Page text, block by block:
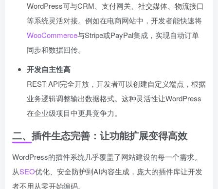
WordPress可与CRM、支付网关、社交媒体、物流接口
等系统灵活对接。例如在电商网站中，开发者能快速将
WooCommerce与Stripe或PayPal集成，实现自动订单
同步和数据回传。
开发自主性高
REST API完全开放，开发者可以创建自定义端点，根据
业务逻辑调整输出数据格式。这种灵活性让WordPress
在企业级项目中更具竞争力。
二、插件生态完善：让功能扩展变得高效
WordPress的插件系统几乎覆盖了网站建设的每一个需求。
从SEO优化、安全防护到AI内容生成，庞大的插件库让开发
者不用从零开始编码。